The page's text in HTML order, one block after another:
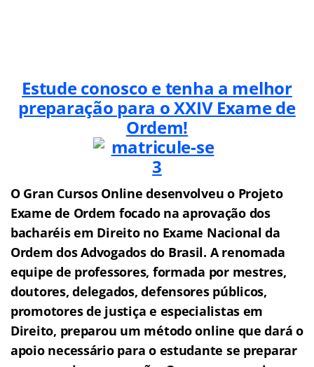
Estude conosco e tenha a melhor
preparação para o XXIV Exame de
Ordem!
O Gran Cursos Online desenvolveu o Projeto
Exame de Ordem focado na aprovação dos
bacharéis em Direito no Exame Nacional da
Ordem dos Advogados do Brasil. A renomada
equipe de professores, formada por mestres,
doutores, delegados, defensores públicos,
promotores de justiça e especialistas em
Direito, preparou um método online que dará o
apoio necessário para o estudante se preparar